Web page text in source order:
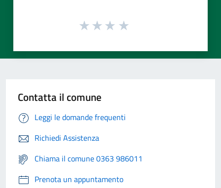
Contatta il comune
Leggi le domande frequenti
Richiedi Assistenza
Chiama il comune 0363 986011
Prenota un appuntamento